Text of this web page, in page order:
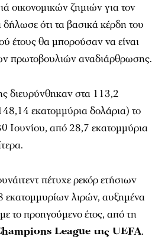
οικονομικών ζημιών για τον
ότι τα βασικά κέρδη του
έτους θα μπορούσαν να είναι
πρωτοβουλιών αναδιάρθρωσης.
διευρύνθηκαν στα 113,2
εκατομμύρια δολάρια) το
Ιουνίου, από 28,7 εκατομμύρια
πέτυχε ρεκόρ ετήσιων
λιρών, αυξημένα
το προηγούμενο έτος, από τη
League της UEFA.